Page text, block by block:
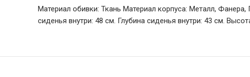
Материал обивки: Ткань Материал корпуса: Металл,
сиденья внутри: 48 см. Глубина сиденья внутри: 43 см.